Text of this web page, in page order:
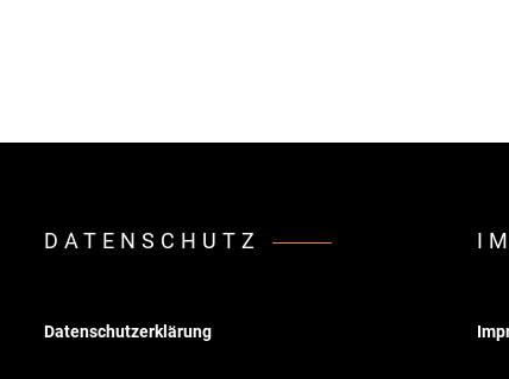
DATENSCHUTZ
Datenschutzerklärung